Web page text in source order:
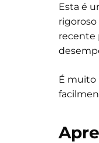
Esta é
recente
É muito